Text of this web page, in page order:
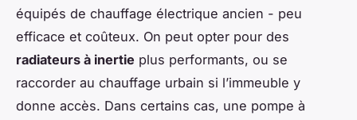
équipés de chauffage électrique ancien - peu
efficace et coûteux. On peut opter pour des
radiateurs à inertie plus performants, ou se
raccorder au chauffage urbain si l’immeuble y
donne accès. Dans certains cas, une pompe à